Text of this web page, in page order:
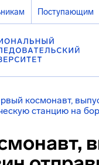
Поступающим
космонавт,
станцию на